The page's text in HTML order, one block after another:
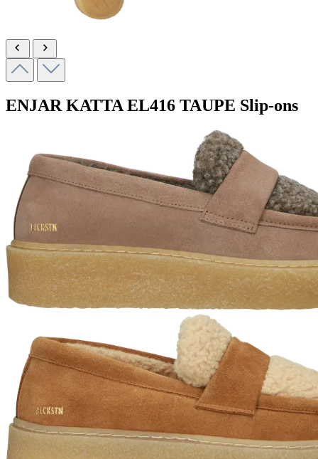
ENJAR KATTA EL416 TAUPE Slip-ons